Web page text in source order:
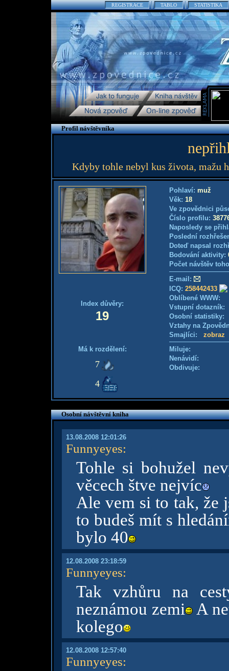
REGISTRACE TABLO STATISTIKA
Profil návštěvníka
Kdyby tohle nebyl kus života, mažu
Index důvěry:
19
Má k rozdělení:
7
4
Pohlaví: muž
Věk: 18
Ve zpovědnici
Číslo profilu:
Naposledy se
Poslední
Doteď napsal
Bodování aktivity:
Počet návštěv
E-mail:
ICQ: 258442433
Oblíbené WWW:
Vstupní
Osobní
Vztahy na
Smajlíci: zobraz
Miluje:
Nenávidí:
Obdivuje:
Osobní návštěvní kniha
13.08.2008 12:01:26
Funnyeyes:
Tohle si bohužel
věcech štve nejvíc
Ale vem si to tak, že
to budeš mít s
bylo 40
12.08.2008 23:18:59
Funnyeyes:
Tak vzhůru na
neznámou zemi A
kolego
12.08.2008 12:57:40
Funnyeyes: